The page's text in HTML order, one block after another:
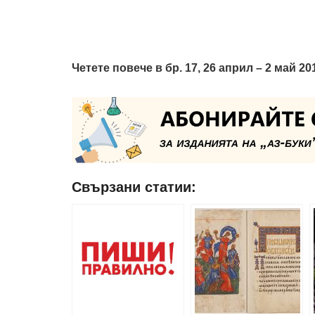
Четете повече в бр. 17, 26 април – 2 май
Свързани статии: